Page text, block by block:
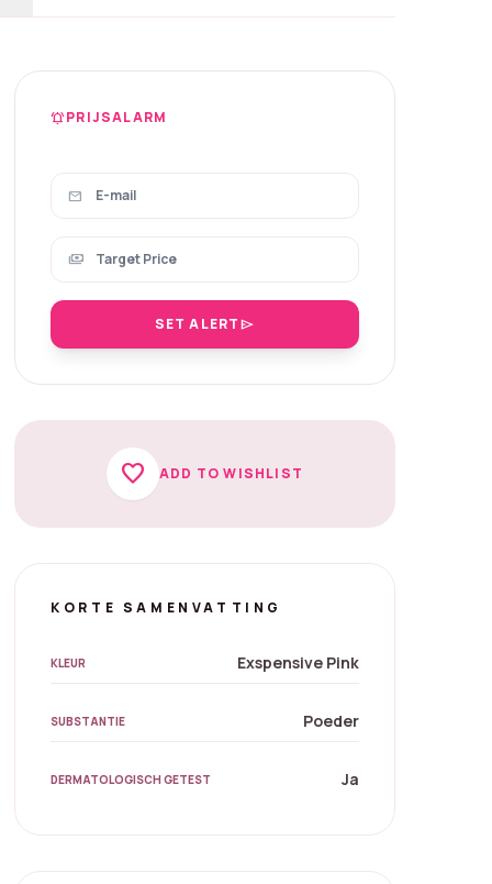
notifications_activePRIJSALARM
mail
payments
SET ALERTsend
favorite ADD TO WISHLIST
KORTE SAMENVATTING
KLEUR Exspensive Pink
SUBSTANTIE Poeder
DERMATOLOGISCH GETEST Ja